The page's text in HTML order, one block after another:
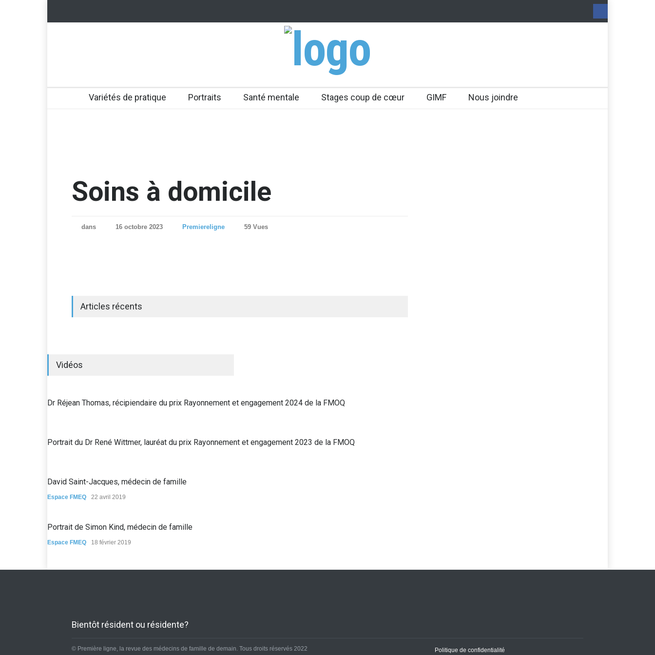
Variétés de pratique Portraits Santé mentale Stages coup de cœur GIMF Nous joindre
Soins à domicile
dans 16 octobre 2023 Premiereligne 59 Vues
Articles récents
Vidéos
Dr Réjean Thomas, récipiendaire du prix Rayonnement et engagement 2024 de la FMOQ
Portrait du Dr René Wittmer, lauréat du prix Rayonnement et engagement 2023 de la FMOQ
David Saint-Jacques, médecin de famille
Espace FMEQ 22 avril 2019
Portrait de Simon Kind, médecin de famille
Espace FMEQ 18 février 2019
Bientôt résident ou résidente?
© Première ligne, la revue des médecins de famille de demain. Tous droits réservés 2022 Politique de confidentialité